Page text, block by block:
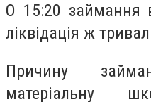
О 15:20 займання
ліквідація ж
Причину
матеріальну